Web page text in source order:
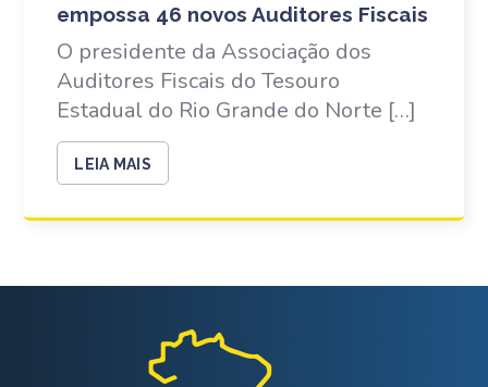
empossa 46 novos Auditores Fiscais
O presidente da Associação dos
Auditores Fiscais do Tesouro
Estadual do Rio Grande do Norte […]
LEIA MAIS